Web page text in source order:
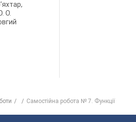
О.
Самостійна робота № 7. Функції